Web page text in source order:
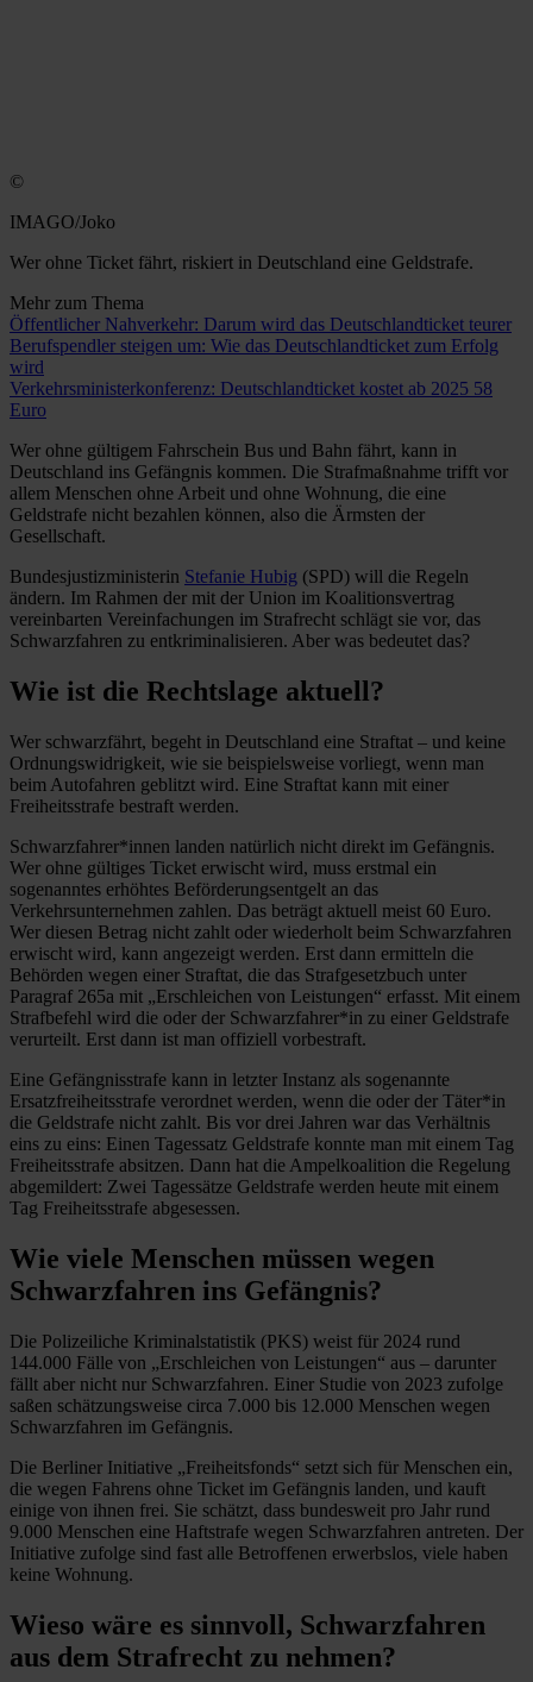
©
IMAGO/Joko
Wer ohne Ticket fährt, riskiert in Deutschland eine Geldstrafe.
Mehr zum Thema
Öffentlicher Nahverkehr: Darum wird das Deutschlandticket teurer
Berufspendler steigen um: Wie das Deutschlandticket zum Erfolg
wird
Verkehrsministerkonferenz: Deutschlandticket kostet ab 2025 58
Euro
Wer ohne gültigem Fahrschein Bus und Bahn fährt, kann in
Deutschland ins Gefängnis kommen. Die Strafmaßnahme trifft vor
allem Menschen ohne Arbeit und ohne Wohnung, die eine
Geldstrafe nicht bezahlen können, also die Ärmsten der
Gesellschaft.
Bundesjustizministerin Stefanie Hubig (SPD) will die Regeln
ändern. Im Rahmen der mit der Union im Koalitionsvertrag
vereinbarten Vereinfachungen im Strafrecht schlägt sie vor, das
Schwarzfahren zu entkriminalisieren. Aber was bedeutet das?
Wie ist die Rechtslage aktuell?
Wer schwarzfährt, begeht in Deutschland eine Straftat – und keine
Ordnungswidrigkeit, wie sie beispielsweise vorliegt, wenn man
beim Autofahren geblitzt wird. Eine Straftat kann mit einer
Freiheitsstrafe bestraft werden.
Schwarzfahrer*innen landen natürlich nicht direkt im Gefängnis.
Wer ohne gültiges Ticket erwischt wird, muss erstmal ein
sogenanntes erhöhtes Beförderungsentgelt an das
Verkehrsunternehmen zahlen. Das beträgt aktuell meist 60 Euro.
Wer diesen Betrag nicht zahlt oder wiederholt beim Schwarzfahren
erwischt wird, kann angezeigt werden. Erst dann ermitteln die
Behörden wegen einer Straftat, die das Strafgesetzbuch unter
Paragraf 265a mit „Erschleichen von Leistungen“ erfasst. Mit einem
Strafbefehl wird die oder der Schwarzfahrer*in zu einer Geldstrafe
verurteilt. Erst dann ist man offiziell vorbestraft.
Eine Gefängnisstrafe kann in letzter Instanz als sogenannte
Ersatzfreiheitsstrafe verordnet werden, wenn die oder der Täter*in
die Geldstrafe nicht zahlt. Bis vor drei Jahren war das Verhältnis
eins zu eins: Einen Tagessatz Geldstrafe konnte man mit einem Tag
Freiheitsstrafe absitzen. Dann hat die Ampelkoalition die Regelung
abgemildert: Zwei Tagessätze Geldstrafe werden heute mit einem
Tag Freiheitsstrafe abgesessen.
Wie viele Menschen müssen wegen
Schwarzfahren ins Gefängnis?
Die Polizeiliche Kriminalstatistik (PKS) weist für 2024 rund
144.000 Fälle von „Erschleichen von Leistungen“ aus – darunter
fällt aber nicht nur Schwarzfahren. Einer Studie von 2023 zufolge
saßen schätzungsweise circa 7.000 bis 12.000 Menschen wegen
Schwarzfahren im Gefängnis.
Die Berliner Initiative „Freiheitsfonds“ setzt sich für Menschen ein,
die wegen Fahrens ohne Ticket im Gefängnis landen, und kauft
einige von ihnen frei. Sie schätzt, dass bundesweit pro Jahr rund
9.000 Menschen eine Haftstrafe wegen Schwarzfahren antreten. Der
Initiative zufolge sind fast alle Betroffenen erwerbslos, viele haben
keine Wohnung.
Wieso wäre es sinnvoll, Schwarzfahren
aus dem Strafrecht zu nehmen?